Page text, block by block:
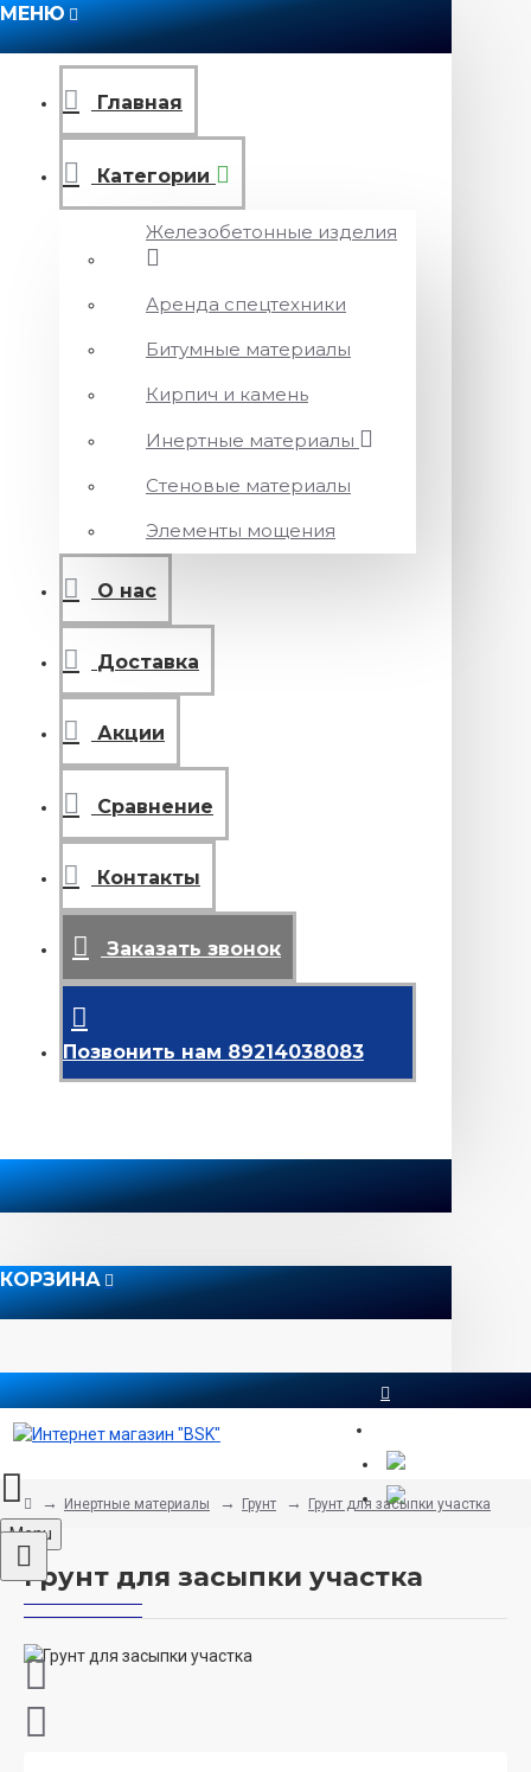
МЕНЮ
Главная
Категории
Железобетонные изделия
Аренда спецтехники
Битумные материалы
Кирпич и камень
Инертные материалы
Стеновые материалы
Элементы мощения
О нас
Доставка
Акции
Сравнение
Контакты
Заказать звонок
Позвонить нам 89214038083
КОРЗИНА
Menu
Инертные материалы Грунт Грунт для засыпки участка
Грунт для засыпки участка